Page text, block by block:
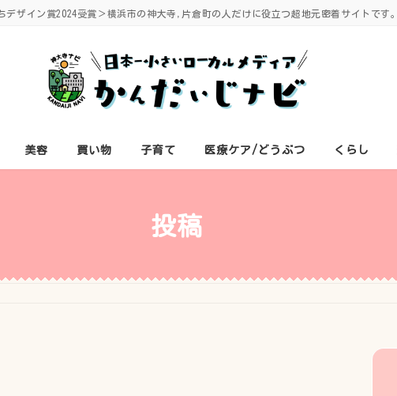
デザイン賞2024受賞＞横浜市の神大寺,片倉町の人だけに役立つ超地元密着サイトです。
美容 買い物 子育て 医療ケア/どうぶつ くらし
投稿